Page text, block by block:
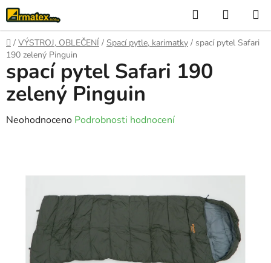
Přejít
na
obsah
Hledat
KOŠÍK
Domů
/ VÝSTROJ, OBLEČENÍ / Spací pytle, karimatky / spací pytel Safari
190 zelený Pinguin
spací pytel Safari 190
zelený Pinguin
Průměrné
hvězdiček.
Neohodnoceno Podrobnosti hodnocení